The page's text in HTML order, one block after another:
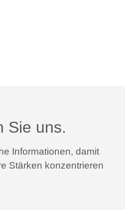
Sie uns.
Informationen, damit
Stärken konzentrieren